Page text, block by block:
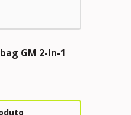
GM 2-In-1